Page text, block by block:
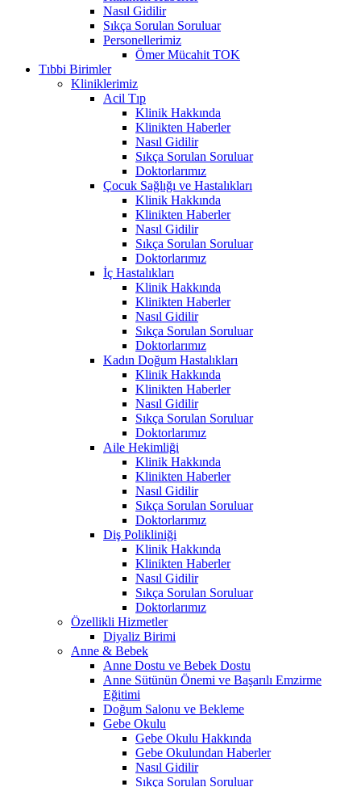
Nasıl Gidilir
Sıkça Sorulan Soruluar
Personellerimiz
Ömer Mücahit TOK
Tıbbi Birimler
Kliniklerimiz
Acil Tıp
Klinik Hakkında
Klinikten Haberler
Nasıl Gidilir
Sıkça Sorulan Soruluar
Doktorlarımız
Çocuk Sağlığı ve Hastalıkları
Klinik Hakkında
Klinikten Haberler
Nasıl Gidilir
Sıkça Sorulan Soruluar
Doktorlarımız
İç Hastalıkları
Klinik Hakkında
Klinikten Haberler
Nasıl Gidilir
Sıkça Sorulan Soruluar
Doktorlarımız
Kadın Doğum Hastalıkları
Klinik Hakkında
Klinikten Haberler
Nasıl Gidilir
Sıkça Sorulan Soruluar
Doktorlarımız
Aile Hekimliği
Klinik Hakkında
Klinikten Haberler
Nasıl Gidilir
Sıkça Sorulan Soruluar
Doktorlarımız
Diş Polikliniği
Klinik Hakkında
Klinikten Haberler
Nasıl Gidilir
Sıkça Sorulan Soruluar
Doktorlarımız
Özellikli Hizmetler
Diyaliz Birimi
Anne & Bebek
Anne Dostu ve Bebek Dostu
Anne Sütünün Önemi ve Başarılı Emzirme
Eğitimi
Doğum Salonu ve Bekleme
Gebe Okulu
Gebe Okulu Hakkında
Gebe Okulundan Haberler
Nasıl Gidilir
Sıkça Sorulan Soruluar